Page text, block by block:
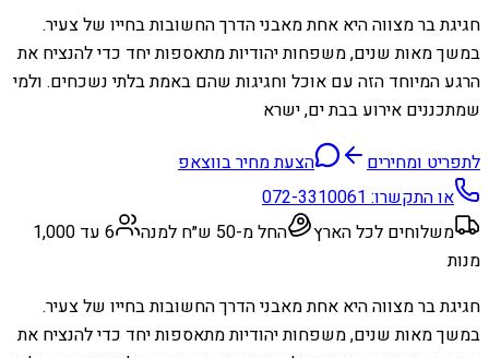
חגיגת בר מצווה היא אחת מאבני הדרך החשובות בחייו של צעיר.
במשך מאות שנים, משפחות יהודיות מתאספות יחד כדי להנציח את
הרגע המיוחד הזה עם אוכל וחגיגות שהם באמת בלתי נשכחים. ולמי
שמתכננים אירוע בבת ים, ישרא
לתפריט ומחירים
הצעת מחיר בווצאפ
או התקשרו:072-3310061
משלוחים לכל הארץ
החל מ-50 ש״ח למנה
6 עד 1,000
מנות
חגיגת בר מצווה היא אחת מאבני הדרך החשובות בחייו של צעיר.
במשך מאות שנים, משפחות יהודיות מתאספות יחד כדי להנציח את